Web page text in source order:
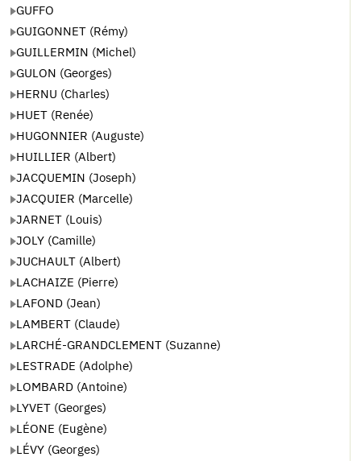
GUFFO
GUIGONNET (Rémy)
GUILLERMIN (Michel)
GULON (Georges)
HERNU (Charles)
HUET (Renée)
HUGONNIER (Auguste)
HUILLIER (Albert)
JACQUEMIN (Joseph)
JACQUIER (Marcelle)
JARNET (Louis)
JOLY (Camille)
JUCHAULT (Albert)
LACHAIZE (Pierre)
LAFOND (Jean)
LAMBERT (Claude)
LARCHÉ-GRANDCLEMENT (Suzanne)
LESTRADE (Adolphe)
LOMBARD (Antoine)
LYVET (Georges)
LÉONE (Eugène)
LÉVY (Georges)